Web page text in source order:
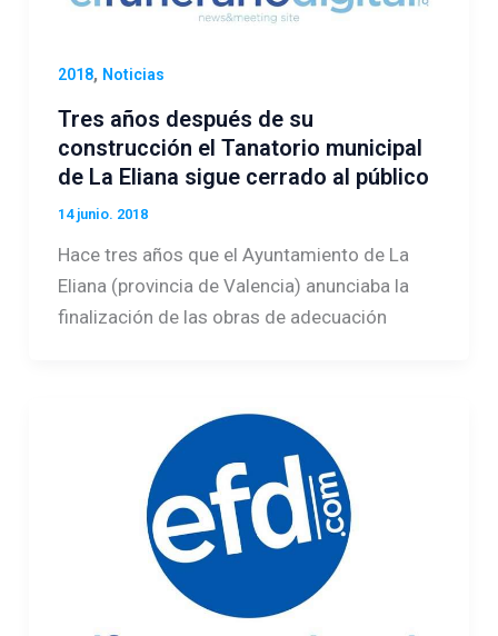
2018, Noticias
Tres años después de su
construcción el Tanatorio municipal
de La Eliana sigue cerrado al público
14 junio. 2018
Hace tres años que el Ayuntamiento de La
Eliana (provincia de Valencia) anunciaba la
finalización de las obras de adecuación